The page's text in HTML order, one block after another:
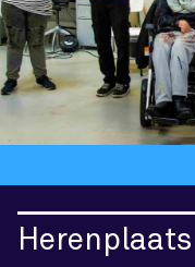
Herenplaats